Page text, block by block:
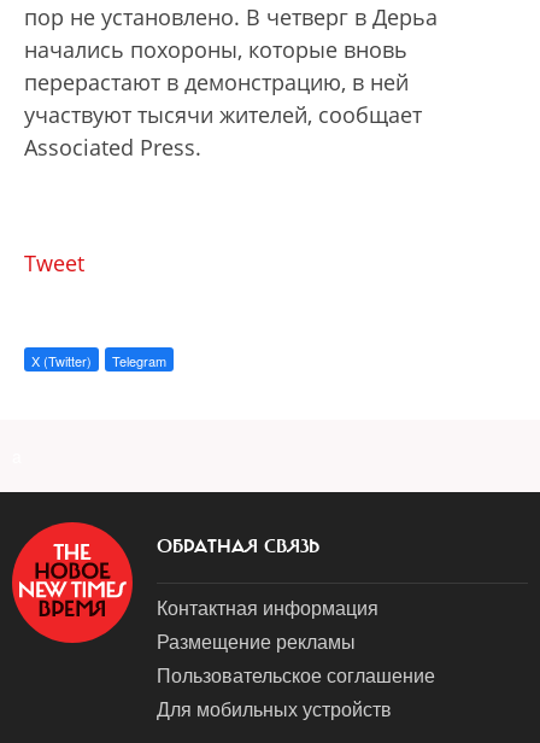
пор не установлено. В четверг в Дерьа
начались похороны, которые вновь
перерастают в демонстрацию, в ней
участвуют тысячи жителей, сообщает
Associated Press.
Tweet
X (Twitter) Telegram
ОБРАТНАЯ СВЯЗЬ
Контактная информация
Размещение рекламы
Пользовательское соглашение
Для мобильных устройств